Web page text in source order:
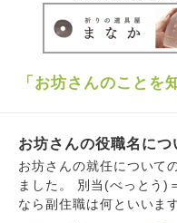
「お坊さんのことを
お坊さんの役職名に
お坊さんの就任について
ました。 別当(べっとう)＝住職で、寺でいちばんえらい人？
なら副住職は何といいま